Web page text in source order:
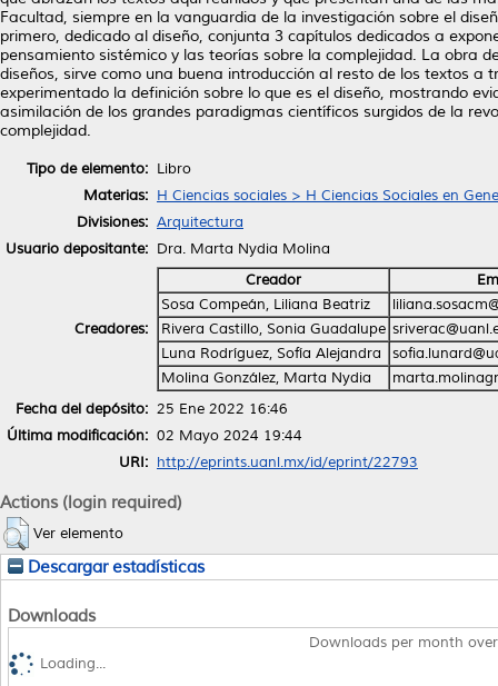
Facultad, siempre en la vanguardia de la investigación sobre el
primero, dedicado al diseño, conjunta 3 capítulos dedicados a
pensamiento sistémico y las teorías sobre la complejidad. La obra
diseños, sirve como una buena introducción al resto de los textos
experimentado la definición sobre lo que es el diseño, mostrando
asimilación de los grandes paradigmas científicos surgidos de la
complejidad.
Tipo de elemento: Libro
Materias: H Ciencias sociales > H Ciencias Sociales en
Divisiones: Arquitectura
Usuario depositante: Dra. Marta Nydia Molina
Creadores:
Creador
Sosa Compeán, Liliana Beatriz
Rivera Castillo, Sonia Guadalupe
Luna Rodríguez, Sofía Alejandra
Molina González, Marta Nydia
Fecha del depósito: 25 Ene 2022 16:46
Última modificación: 02 Mayo 2024 19:44
URI: http://eprints.uanl.mx/id/eprint/22793
Actions (login required)
Ver elemento
Descargar estadísticas
Downloads
Downloads per month
Loading...